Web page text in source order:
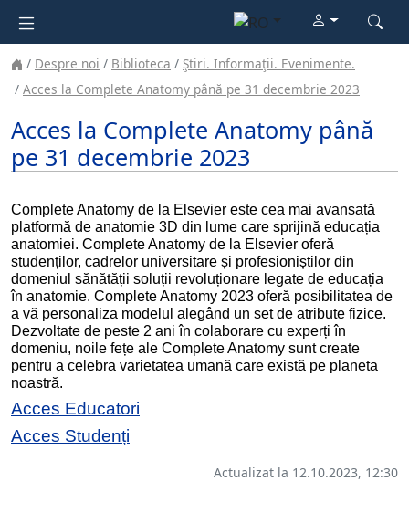
Despre noi Biblioteca
Ştiri. Informaţii. Evenimente.
Acces la Complete Anatomy până pe 31 decembrie 2023
Acces la Complete Anatomy până
pe 31 decembrie 2023
Complete Anatomy de la Elsevier este cea mai avansată
platformă de anatomie 3D din lume care sprijină educația
anatomiei. Complete Anatomy de la Elsevier oferă
studenților, cadrelor universitare și profesioniștilor din
domeniul sănătății soluții revoluționare legate de educația
în anatomie. Complete Anatomy 2023 oferă posibilitatea de
a vă personaliza modelul alegând un set de atribute fizice.
Dezvoltate de peste 2 ani în colaborare cu experți în
domeniu, noile fețe ale Complete Anatomy sunt create
pentru a celebra varietatea umană care există pe planeta
noastră.
Acces Educatori
Acces Studenți
Actualizat la 12.10.2023, 12:30